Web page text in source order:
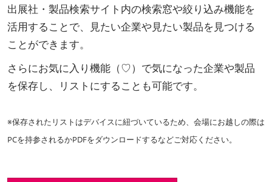
出展社・製品検索サイト内の検索窓や絞り込み機能を
活用することで、見たい企業や見たい製品を見つける
ことができます。
さらにお気に入り機能（♡）で気になった企業や製品
を保存し、リストにすることも可能です。
※保存されたリストはデバイスに紐づいているため、会場にお越しの際は
PCを持参されるかPDFをダウンロードするなどご対応ください。